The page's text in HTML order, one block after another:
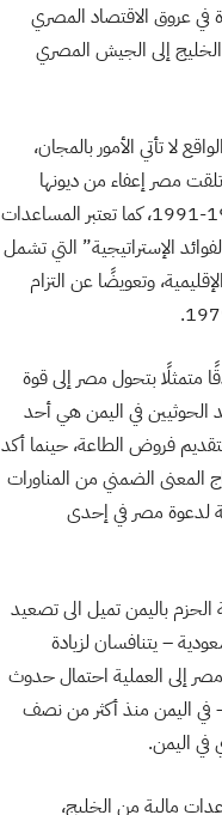
في عروق الاقتصاد المصري
إلى الجيش المصري
لا تأتي الأمور بالمجان،
تلقت مصر إعفاء من ديونها
الهائلة بعد أن انضمت إلى قوات التحالف التي تقودها الولايات المتحدة في حرب الخليج 1990-1991، كما تعتبر المساعدات
دولار، بمثابة تعويض عن “الفوائد الإستراتيجية” التي تشمل
وتعويضًا عن التزام
متمثلًا بتحول مصر إلى قوة
الحوثيين في اليمن هي أحد
فروض الطاعة، حينما أكد
المعنى الضمني من المناورات
لدعوة مصر في إحدى
باليمن تميل الى تصعيد
– يتنافسان لزيادة
مصر إلى العملية احتمال حدوث
في اليمن منذ أكثر من نصف
في اليمن.
مالية من الخليج،